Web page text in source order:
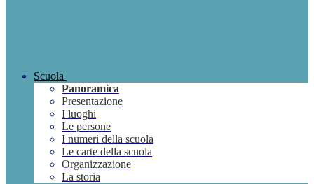
Scuola
Panoramica
Presentazione
I luoghi
Le persone
I numeri della scuola
Le carte della scuola
Organizzazione
La storia